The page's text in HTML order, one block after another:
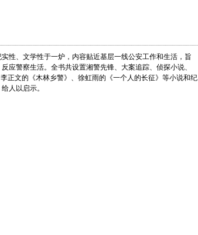
性、文学性于一炉，内容贴近基层一线公安工作和生活，旨
应警察生活。全书共设置湘警先锋、大案追踪、侦探小说、
正文的《木林乡警》、徐虹雨的《一个人的长征》等小说和纪
人以启示。